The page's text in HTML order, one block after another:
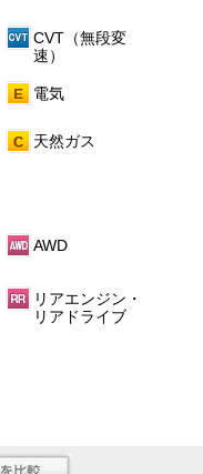
CVT（無段変
速）
電気
天然ガス
AWD
リアエンジン・
リアドライブ